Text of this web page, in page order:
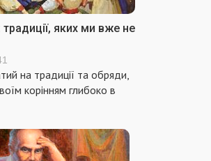
традиції, яких ми вже не
на традиції та обряди,
корінням глибоко в